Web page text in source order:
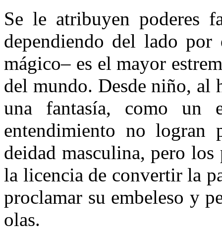
Se le atribuyen poderes
dependiendo del lado
mágico– es el mayor
del mundo. Desde niño, al
una fantasía, como un
entendimiento no logran
deidad masculina, pero
la licencia de convertir la
proclamar su embeleso y
olas.